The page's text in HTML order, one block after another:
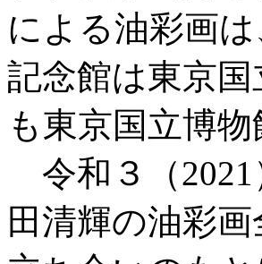
による油彩画
記念館は東京
も東京国立博
令和３（2021
田清輝の油彩